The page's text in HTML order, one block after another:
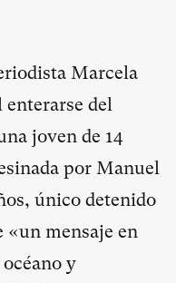
Marcela
enterarse del
joven de 14
por Manuel
único detenido
«un mensaje en
y